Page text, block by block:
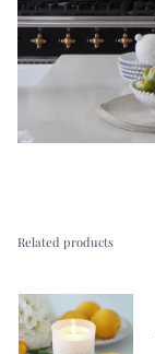
Related products